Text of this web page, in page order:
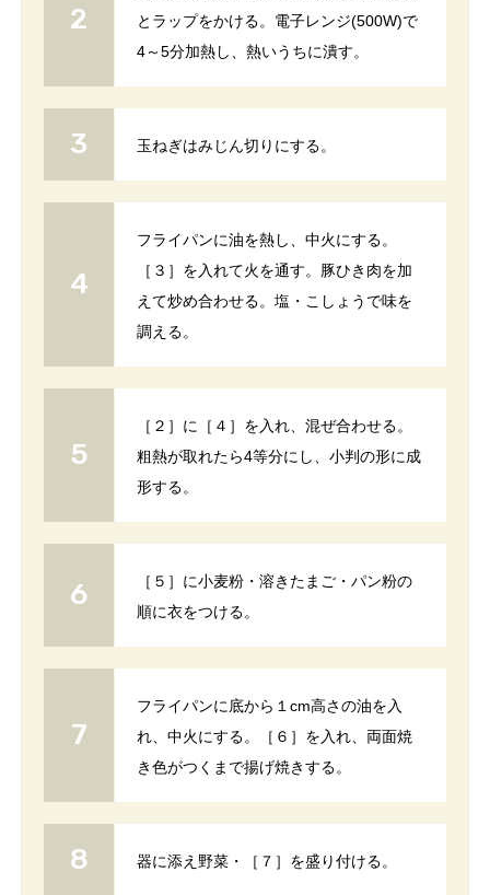
とラップをかける。電子レンジ(500W)で
4～5分加熱し、熱いうちに潰す。
玉ねぎはみじん切りにする。
フライパンに油を熱し、中火にする。
［３］を入れて火を通す。豚ひき肉を加
えて炒め合わせる。塩・こしょうで味を
調える。
［２］に［４］を入れ、混ぜ合わせる。
粗熱が取れたら4等分にし、小判の形に成
形する。
［５］に小麦粉・溶きたまご・パン粉の
順に衣をつける。
フライパンに底から１cm高さの油を入
れ、中火にする。［６］を入れ、両面焼
き色がつくまで揚げ焼きする。
器に添え野菜・［７］を盛り付ける。